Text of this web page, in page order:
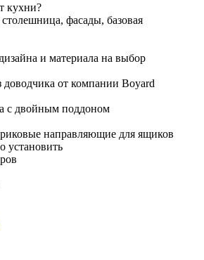
кухни?
фасады, базовая
и материала на выбор
от компании Boyard
с двойным поддоном
направляющие для ящиков
установить